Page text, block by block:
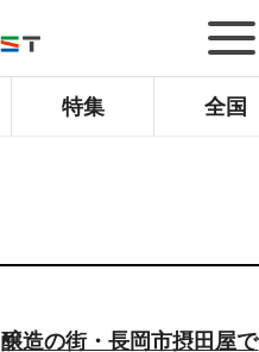
特集 全国
醸造の街・長岡市摂田屋で